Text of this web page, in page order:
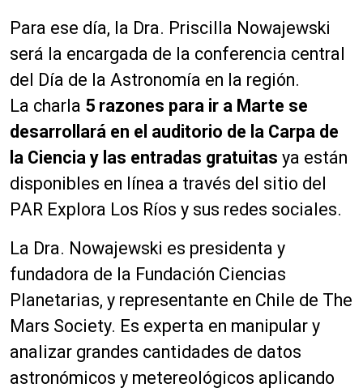
Para ese día, la Dra. Priscilla Nowajewski
será la encargada de la conferencia central
del Día de la Astronomía en la región.
La charla 5 razones para ir a Marte se
desarrollará en el auditorio de la Carpa de
la Ciencia y las entradas gratuitas ya están
disponibles en línea a través del sitio del
PAR Explora Los Ríos y sus redes sociales.
La Dra. Nowajewski es presidenta y
fundadora de la Fundación Ciencias
Planetarias, y representante en Chile de The
Mars Society. Es experta en manipular y
analizar grandes cantidades de datos
astronómicos y metereológicos aplicando